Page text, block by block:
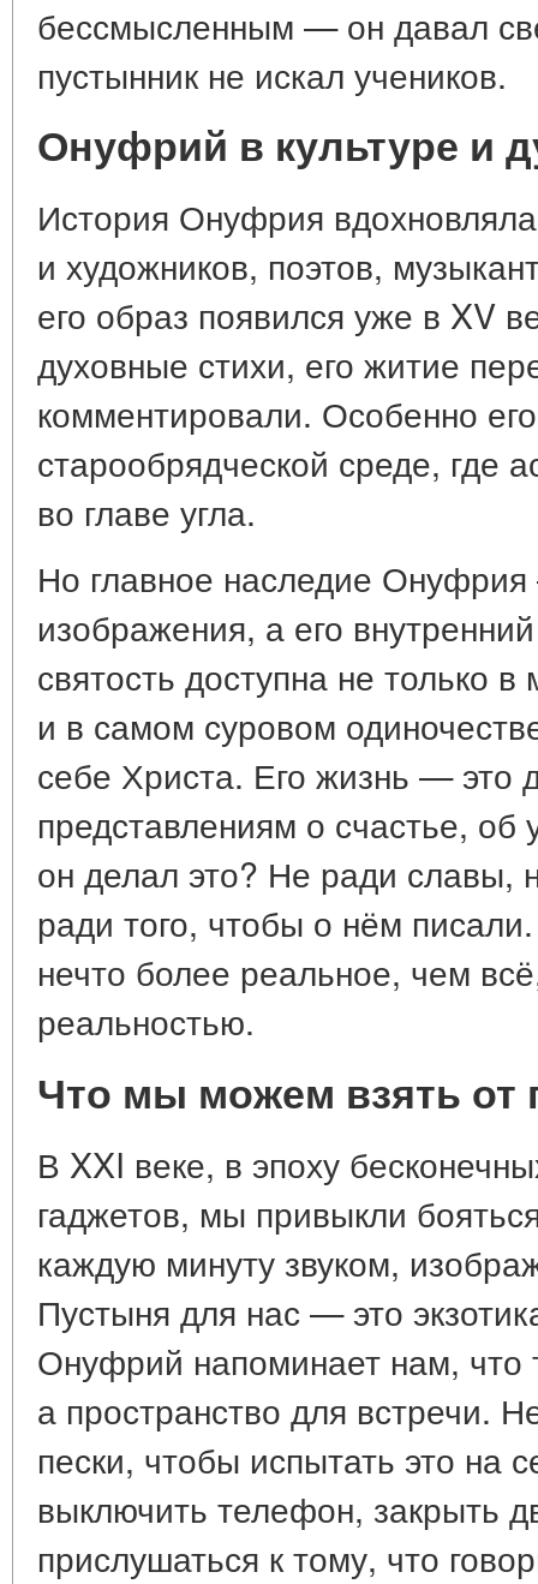
бессмысленным — он давал
пустынник не искал учеников.
Онуфрий в культуре и
История Онуфрия
и художников, поэтов,
его образ появился уже в XV
духовные стихи, его житие
комментировали. Особенно
старообрядческой среде, где
во главе угла.
Но главное наследие
изображения, а его
святость доступна не только
и в самом суровом
себе Христа. Его жизнь — это
представлениям о счастье,
он делал это? Не ради славы,
ради того, чтобы о нём
нечто более реальное, чем
реальностью.
Что мы можем взять от
В XXI веке, в эпоху
гаджетов, мы привыкли
каждую минуту звуком,
Пустыня для нас — это
Онуфрий напоминает нам, что
а пространство для встречи.
пески, чтобы испытать это на
выключить телефон, закрыть
прислушаться к тому, что